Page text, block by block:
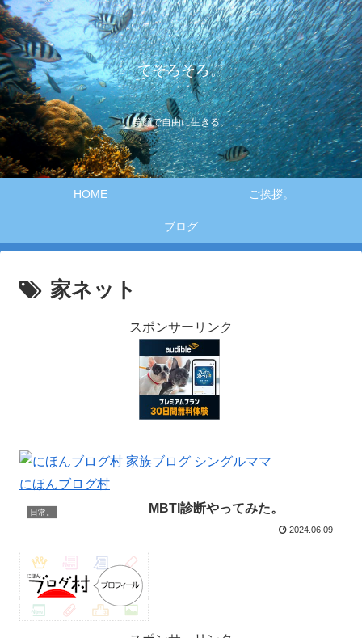
てそろそろ。
笑顔で自由に生きる。
HOME ご挨拶。
ブログ
家ネット
スポンサーリンク
にほんブログ村
日常。 MBTI診断やってみた。
2024.06.09